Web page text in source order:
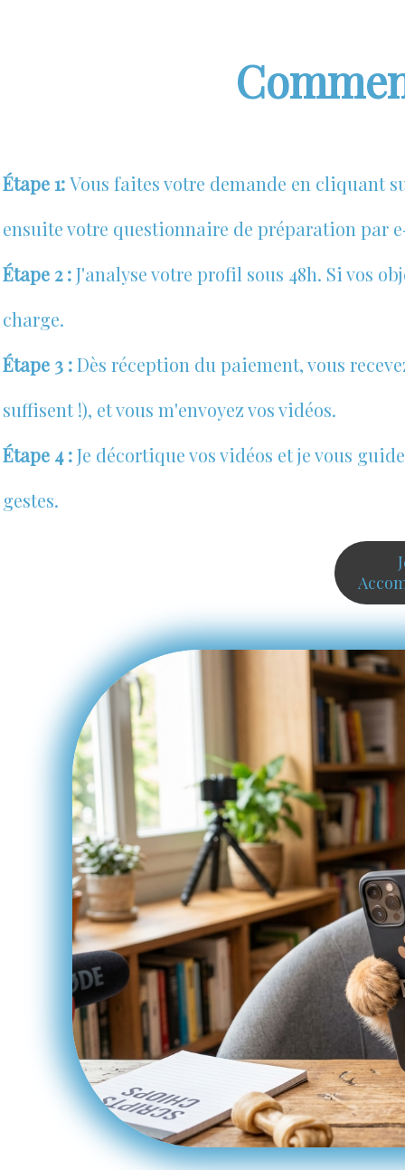
Étape 1:Vous faites votre demande en cliquant
ensuite votre questionnaire de préparation par
Étape 2 :J'analyse votre profil sous 48h. Si vos
charge.
Étape 3 :Dès réception du paiement, vous
suffisent !), et vous m'envoyez vos vidéos.
Étape 4 :Je décortique vos vidéos et je vous
gestes.